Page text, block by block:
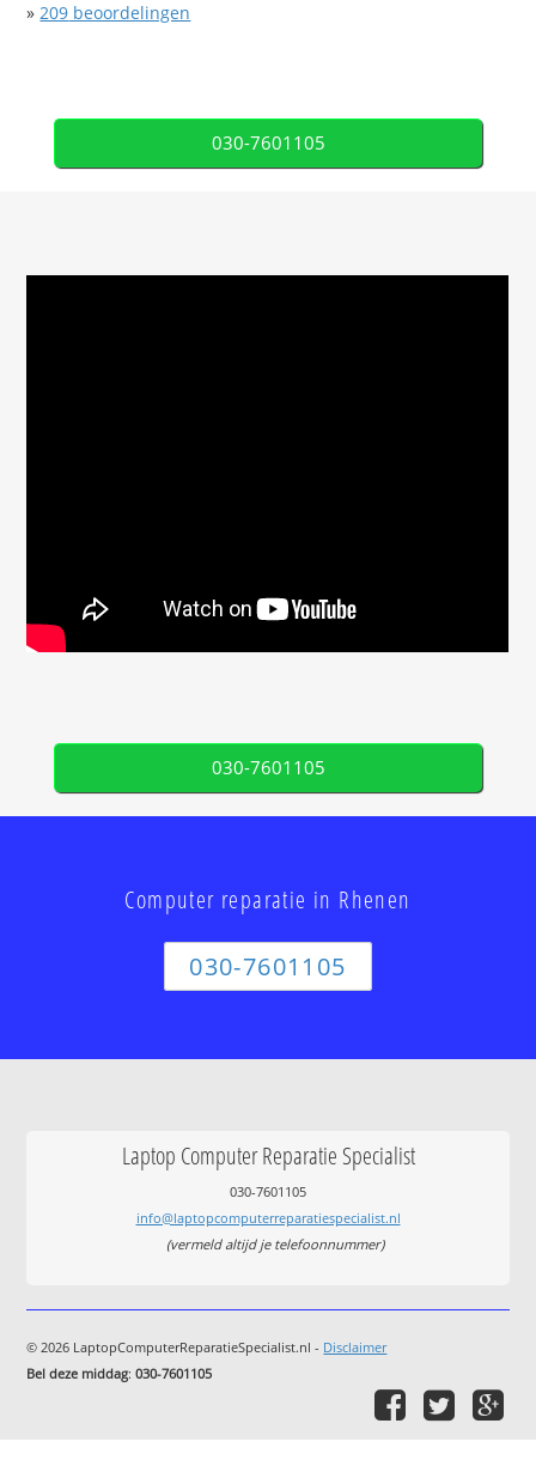
»209 beoordelingen
030-7601105
030-7601105
Computer reparatie in Rhenen
030-7601105
Laptop Computer Reparatie Specialist
030-7601105
info@laptopcomputerreparatiespecialist.nl
(vermeld altijd je telefoonnummer)
© 2026 LaptopComputerReparatieSpecialist.nl - Disclaimer
Bel deze middag:030-7601105